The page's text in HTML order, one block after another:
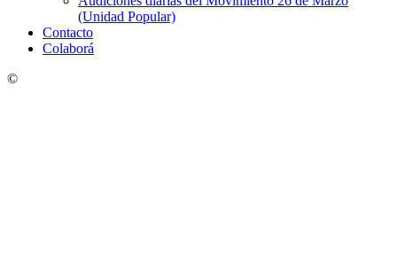
(Unidad Popular)
Contacto
Colaborá
©